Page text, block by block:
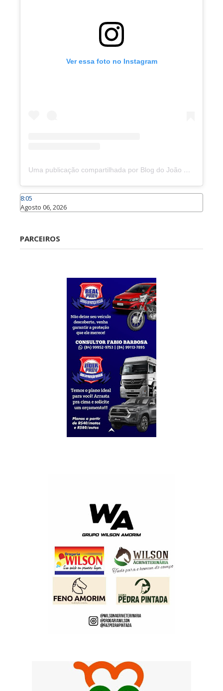
Ver essa foto no Instagram
Uma publicação compartilhada por Blog do João Marcolino (@joaomarcolinoneto)
8:05
Agosto 06, 2026
PARCEIROS